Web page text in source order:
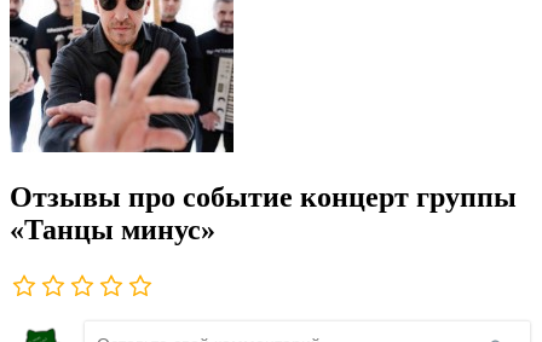
Отзывы про событие концерт группы
«Танцы минус»